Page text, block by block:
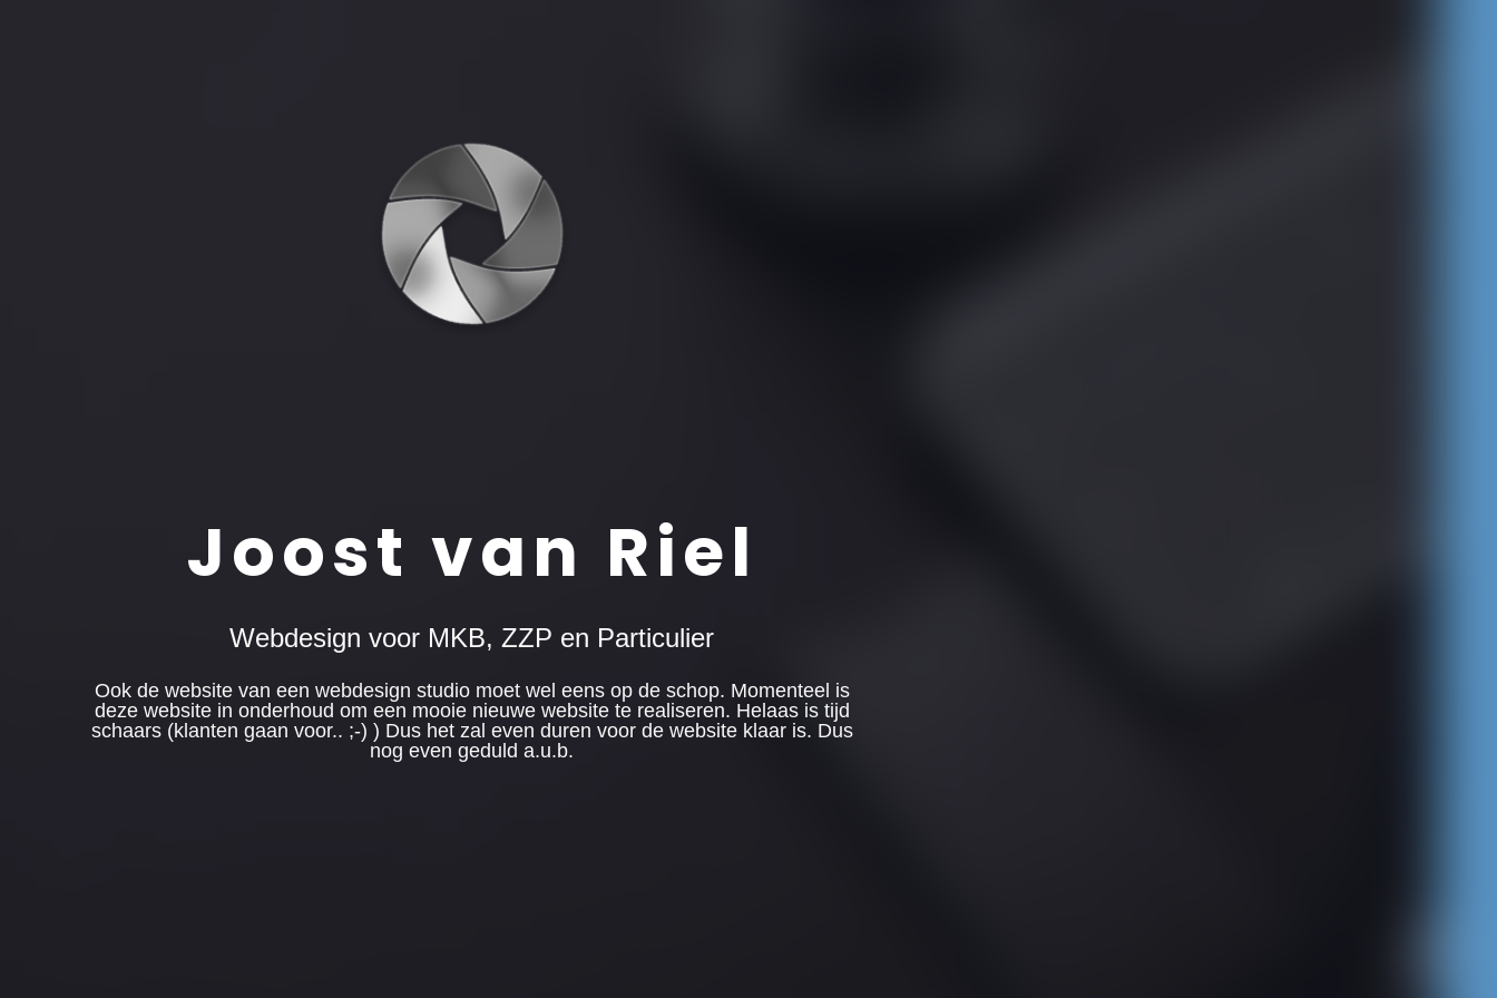
Joost van Riel
Webdesign voor MKB, ZZP en Particulier
Ook de website van een webdesign studio moet wel eens op de schop. Momenteel is
deze website in onderhoud om een mooie nieuwe website te realiseren. Helaas is tijd
schaars (klanten gaan voor.. ;-) ) Dus het zal even duren voor de website klaar is. Dus
nog even geduld a.u.b.